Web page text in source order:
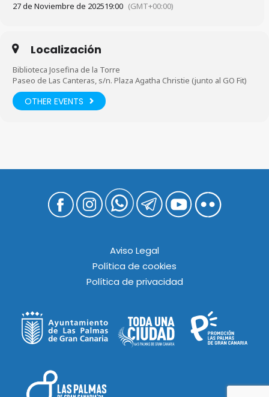
27 de Noviembre de 202519:00 (GMT+00:00)
Localización
Biblioteca Josefina de la Torre
Paseo de Las Canteras, s/n. Plaza Agatha Christie (junto al GO Fit)
OTHER EVENTS
Aviso Legal
Política de cookies
Política de privacidad